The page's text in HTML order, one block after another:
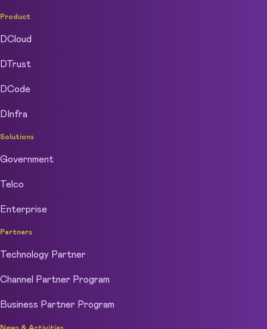
Product
DCloud
DTrust
DCode
DInfra
Solutions
Government
Telco
Enterprise
Partners
Technology Partner
Channel Partner Program
Business Partner Program